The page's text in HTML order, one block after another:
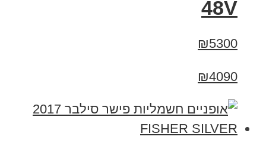
48V
₪5300
₪4090